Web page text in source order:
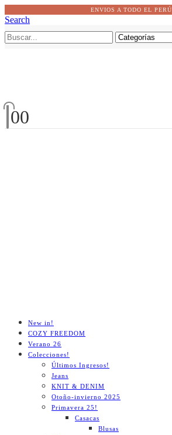
ENVIOS A TODO EL PERÚ
Search
00
New in!
COZY FREEDOM
Verano 26
Colecciones!
Últimos Ingresos!
Jeans
KNIT & DENIM
Otoño-invierno 2025
Primavera 25!
Casacas
Blusas